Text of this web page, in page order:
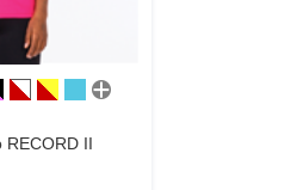
RECORD II